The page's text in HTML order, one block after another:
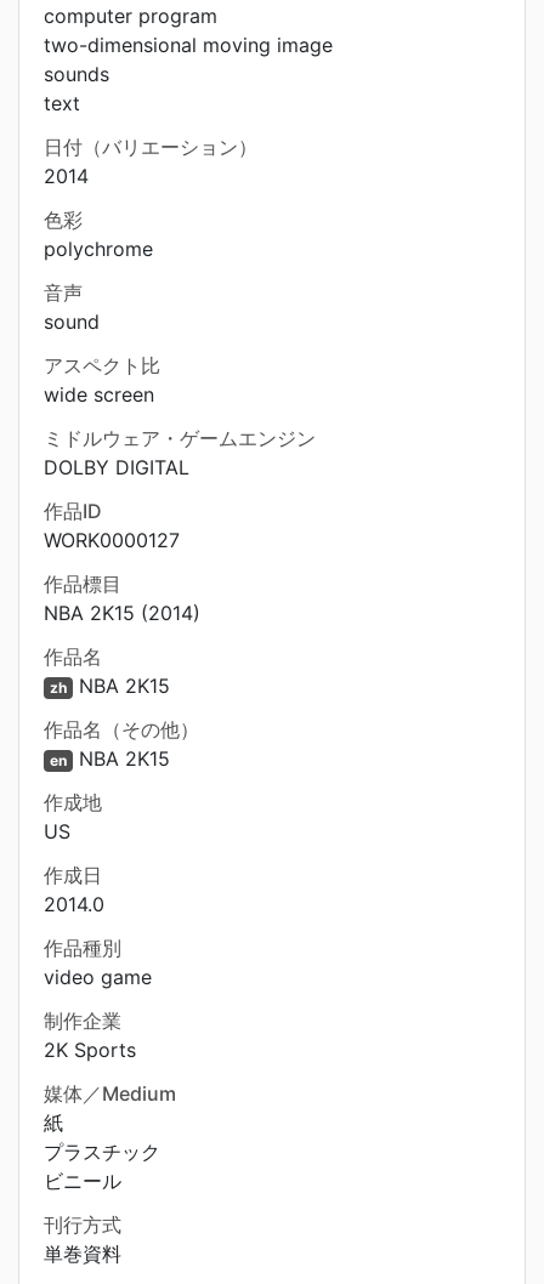
computer program
two-dimensional moving image
sounds
text
日付（バリエーション）
2014
色彩
polychrome
音声
sound
アスペクト比
wide screen
ミドルウェア・ゲームエンジン
DOLBY DIGITAL
作品ID
WORK0000127
作品標目
NBA 2K15 (2014)
作品名
zh NBA 2K15
作品名（その他）
en NBA 2K15
作成地
US
作成日
2014.0
作品種別
video game
制作企業
2K Sports
媒体／Medium
紙
プラスチック
ビニール
刊行方式
単巻資料